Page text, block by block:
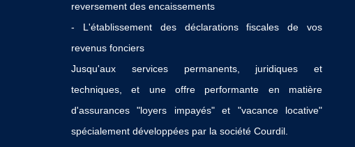
reversement des encaissements
- L'établissement des déclarations fiscales de vos
revenus fonciers
Jusqu'aux services permanents, juridiques et
techniques, et une offre performante en matière
d'assurances "loyers impayés" et "vacance locative"
spécialement développées par la société Courdil.